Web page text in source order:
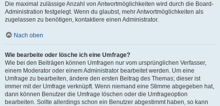
Die maximal zulässige Anzahl von Antwortmöglichkeiten wird durch die Board-
Administration festgelegt. Wenn du glaubst, mehr Antwortmöglichkeiten als
zugelassen zu benötigen, kontaktiere einen Administrator.
Nach oben
Wie bearbeite oder lösche ich eine Umfrage?
Wie bei den Beiträgen können Umfragen nur vom ursprünglichen Verfasser,
einem Moderator oder einem Administrator bearbeitet werden. Um eine
Umfrage zu bearbeiten, ändere den ersten Beitrag des Themas; dieser ist
immer mit der Umfrage verknüpft. Wenn niemand eine Stimme abgegeben hat,
dann können Benutzer die Umfrage löschen oder die Umfrageoption
bearbeiten. Sollte allerdings schon ein Benutzer abgestimmt haben, so kann